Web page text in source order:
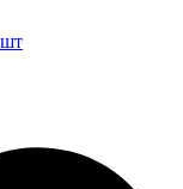
шт